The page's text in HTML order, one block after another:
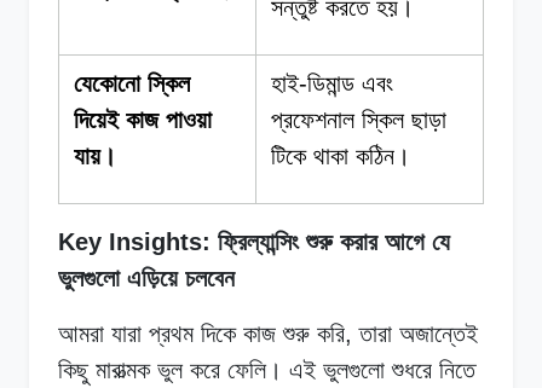
সন্তুষ্ট করতে হয়।
যেকোনো স্কিল
দিয়েই কাজ পাওয়া
যায়।
হাই-ডিমান্ড এবং
প্রফেশনাল স্কিল ছাড়া
টিকে থাকা কঠিন।
Key Insights: ফ্রিল্যান্সিং শুরু করার আগে যে
ভুলগুলো এড়িয়ে চলবেন
আমরা যারা প্রথম দিকে কাজ শুরু করি, তারা অজান্তেই
কিছু মারাত্মক ভুল করে ফেলি। এই ভুলগুলো শুধরে নিতে